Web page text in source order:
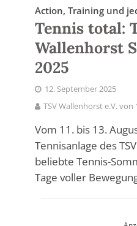
Action, Training und
Tennis total:
Wallenhorst
2025
12. September 2025
TSV Wallenhorst e.V. von
Vom 11. bis 13.
Tennisanlage des
beliebte Tennis-
Tage voller